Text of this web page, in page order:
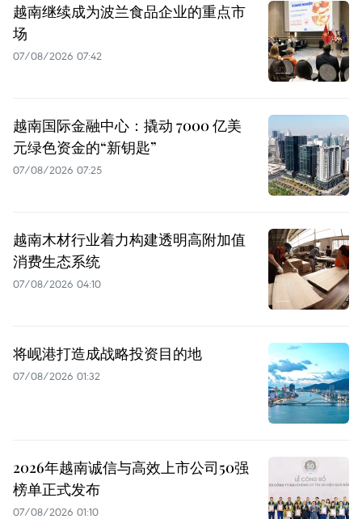
越南继续成为波兰食品企业的重点市
场
07/08/2026 07:42
越南国际金融中心：撬动 7000 亿美
元绿色资金的“新钥匙”
07/08/2026 07:25
越南木材行业着力构建透明高附加值
消费生态系统
07/08/2026 04:10
将岘港打造成战略投资目的地
07/08/2026 01:32
2026年越南诚信与高效上市公司50强
榜单正式发布
07/08/2026 01:10